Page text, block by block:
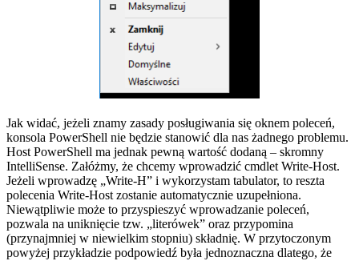
Jak widać, jeżeli znamy zasady posługiwania się oknem poleceń,
konsola PowerShell nie będzie stanowić dla nas żadnego problemu.
Host PowerShell ma jednak pewną wartość dodaną – skromny
IntelliSense. Załóżmy, że chcemy wprowadzić cmdlet Write-Host.
Jeżeli wprowadzę „Write-H” i wykorzystam tabulator, to reszta
polecenia Write-Host zostanie automatycznie uzupełniona.
Niewątpliwie może to przyspieszyć wprowadzanie poleceń,
pozwala na uniknięcie tzw. „literówek” oraz przypomina
(przynajmniej w niewielkim stopniu) składnię. W przytoczonym
powyżej przykładzie podpowiedź była jednoznaczna dlatego, że